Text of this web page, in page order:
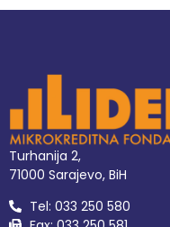
Turhanija 2,
71000 Sarajevo, BiH
Tel: 033 250 580